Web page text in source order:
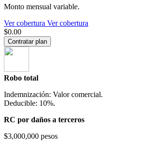
Monto mensual variable.
Ver cobertura Ver cobertura
$0.00
Contratar plan
Robo total
Indemnización: Valor comercial.
Deducible: 10%.
RC por daños a terceros
$3,000,000 pesos